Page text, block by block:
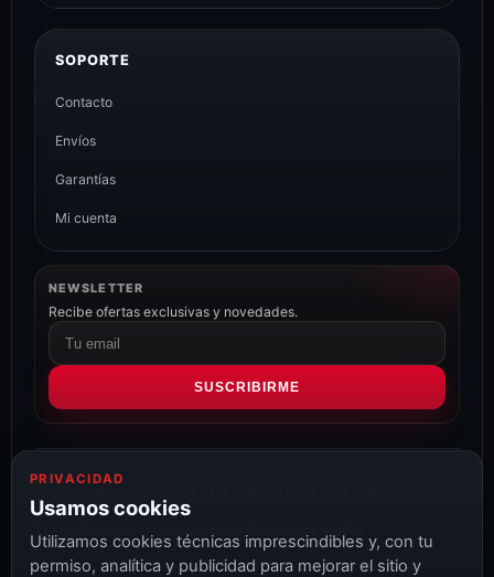
SOPORTE
Contacto
Envíos
Garantías
Mi cuenta
NEWSLETTER
Recibe ofertas exclusivas y novedades.
Correo
electrónico
SUSCRIBIRME
PRIVACIDAD
Usamos cookies
Utilizamos cookies técnicas imprescindibles y, con tu
permiso, analítica y publicidad para mejorar el sitio y